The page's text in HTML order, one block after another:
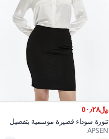
﷼٥٠٫٢٨
تنورة سوداء قصيرة موسمية بتفصيل
فتحة
APSEN
36,38,40,42